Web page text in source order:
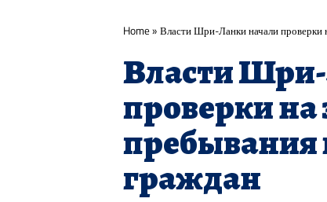
Home» Власти Шри-Ланки начали проверки
Власти
проверки на
граждан